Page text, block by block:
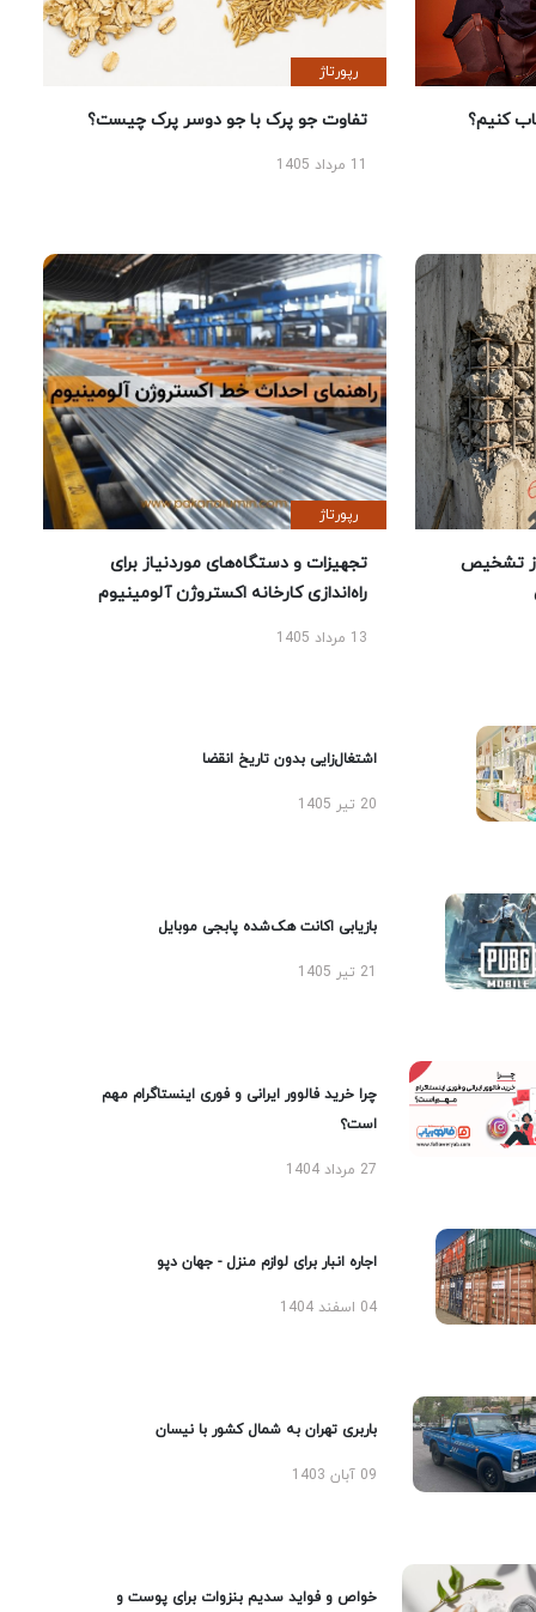
کنیم؟
رپورتاژ
تفاوت جو پرک با جو دوسر پرک چیست؟
تشخیص
رپورتاژ
تجهیزات و دستگاه‌های موردنیاز برای
راه‌اندازی کارخانه اکستروژن آلومینیوم
13 مرداد 1405
اشتغال‌زایی بدون تاریخ انقضا
20 تیر 1405
بازیابی اکانت هک‌شده پابجی موبایل
چرا خرید فالوور ایرانی و فوری اینستاگرام مهم
است؟
27 مرداد 1404
اجاره انبار برای لوازم منزل - جهان دپو
04 اسفند 1404
باربری تهران به شمال کشور با نیسان
09 آبان 1403
خواص و فواید سدیم بنزوات برای پوست و